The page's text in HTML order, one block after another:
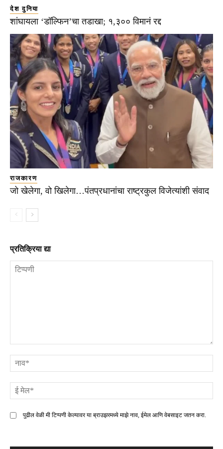
देश दुनिया
शांघायला ‘डॉल्फिन’चा तडाखा; १,३०० विमानं रद्द
राजकारण
जो खेलेगा, वो खिलेगा…पंतप्रधानांचा राष्ट्रकुल विजेत्यांशी संवाद
प्रतिक्रिया द्या
पुढील वेळी मी टिप्पणी केल्यावर या ब्राउझरमध्ये माझे नाव, ईमेल आणि वेबसाइट जतन करा.